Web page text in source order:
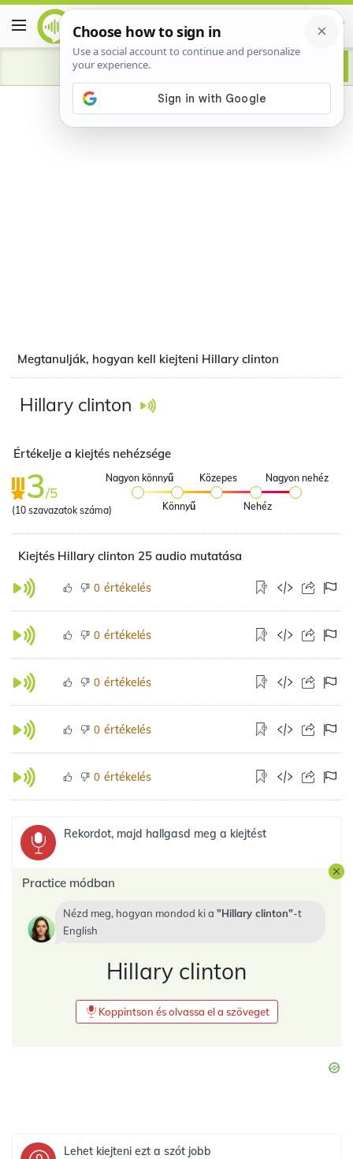
Advertisement
Megtanulják, hogyan kell kiejteni Hillary clinton
Hillary clinton
Értékelje a kiejtés nehézsége
3/5
(10 szavazatok száma)
Nagyon könnyű
Könnyű
Közepes
Nehéz
Nagyon nehéz
Kiejtés Hillary clinton 25 audio mutatása
0 értékelés
0 értékelés
0 értékelés
0 értékelés
0 értékelés
Rekordot, majd hallgasd meg a kiejtést
Practice módban
Nézd meg, hogyan mondod ki a Hillary clinton -t
English
Hillary clinton
Koppintson és olvassa el a szöveget
Lehet kiejteni ezt a szót jobb